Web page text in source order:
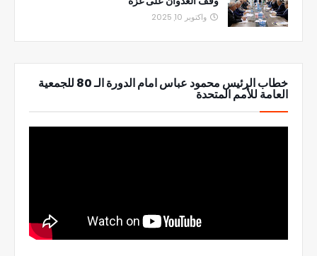
واكتوبر 10, 2025
خطاب الرئيس محمود عباس امام الدورة الـ 80 للجمعية
العامة للأمم المتحدة